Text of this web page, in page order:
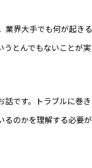
業界大手でも何が起きる
うとんでもないことが実
話です。トラブルに巻き
るのかを理解する必要が